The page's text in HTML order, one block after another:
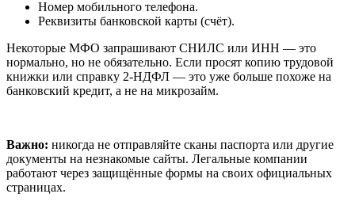
Номер мобильного телефона.
Реквизиты банковской карты (счёт).
Некоторые МФО запрашивают СНИЛС или ИНН — это
нормально, но не обязательно. Если просят копию трудовой
книжки или справку 2-НДФЛ — это уже больше похоже на
банковский кредит, а не на микрозайм.
Важно: никогда не отправляйте сканы паспорта или другие
документы на незнакомые сайты. Легальные компании
работают через защищённые формы на своих официальных
страницах.